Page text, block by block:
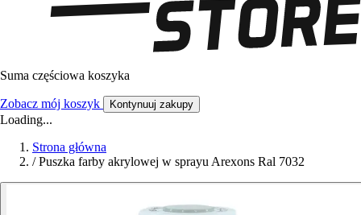
Suma częściowa koszyka
Zobacz mój koszyk Kontynuuj zakupy
Loading...
Strona główna
/ Puszka farby akrylowej w sprayu Arexons Ral 7032